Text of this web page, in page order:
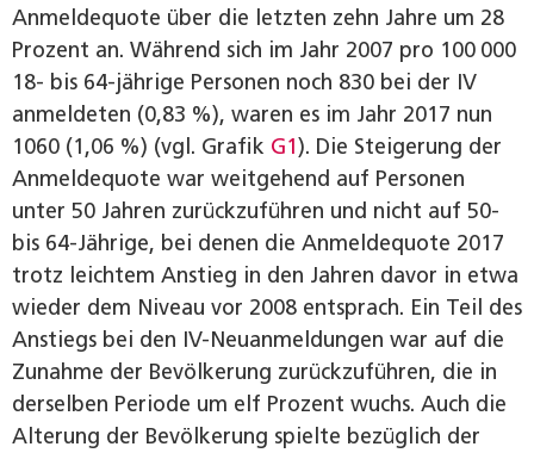
Anmeldequote über die letzten zehn Jahre um 28
Prozent an. Während sich im Jahr 2007 pro 100 000
18- bis 64-jährige Personen noch 830 bei der IV
anmeldeten (0,83 %), waren es im Jahr 2017 nun
1060 (1,06 %) (vgl. Grafik G1). Die Steigerung der
Anmeldequote war weitgehend auf Personen
unter 50 Jahren zurückzuführen und nicht auf 50-
bis 64-Jährige, bei denen die Anmeldequote 2017
trotz leichtem Anstieg in den Jahren davor in etwa
wieder dem Niveau vor 2008 entsprach. Ein Teil des
Anstiegs bei den IV-Neuanmeldungen war auf die
Zunahme der Bevölkerung zurückzuführen, die in
derselben Periode um elf Prozent wuchs. Auch die
Alterung der Bevölkerung spielte bezüglich der